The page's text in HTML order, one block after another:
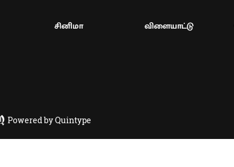
சினிமா விளையாட்டு
Powered by Quintype